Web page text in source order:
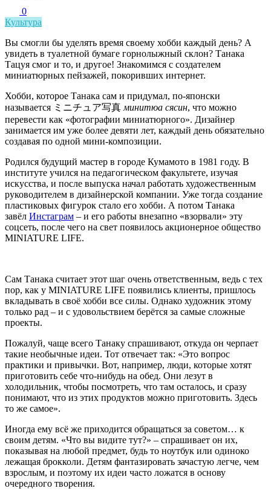
0
Культура
Вы смогли бы уделять время своему хобби каждый день? А
увидеть в туалетной бумаге горнолыжный склон? Танака
Тацуя смог и то, и другое! Знакомимся с создателем
миниатюрных пейзажей, покоривших интернет.
Хобби, которое Танака сам и придумал, по-японски
называется ミニチュア写真 минитюа сясин, что можно
перевести как «фотографии миниатюрного». Дизайнер
занимается им уже более девяти лет, каждый день обязательно
создавая по одной мини-композиции.
Родился будущий мастер в городе Кумамото в 1981 году. В
институте учился на педагогическом факультете, изучая
искусства, и после выпуска начал работать художественным
руководителем в дизайнерской компании. Уже тогда создание
пластиковых фигурок стало его хобби. А потом Танака
завёл Инстаграм – и его работы внезапно «взорвали» эту
соцсеть, после чего на свет появилось акционерное общество
MINIATURE LIFE.
Сам Танака считает этот шаг очень ответственным, ведь с тех
пор, как у MINIATURE LIFE появились клиенты, пришлось
вкладывать в своё хобби все силы. Однако художник этому
только рад – и с удовольствием берётся за самые сложные
проекты.
Пожалуй, чаще всего Танаку спрашивают, откуда он черпает
такие необычные идеи. Тот отвечает так: «Это вопрос
практики и привычки. Вот, например, люди, которые хотят
приготовить себе что-нибудь на обед. Они лезут в
холодильник, чтобы посмотреть, что там осталось, и сразу
понимают, что из этих продуктов можно приготовить. Здесь
то же самое».
Иногда ему всё же приходится обращаться за советом… к
своим детям. «Что вы видите тут?» – спрашивает он их,
показывая на любой предмет, будь то ноутбук или одиноко
лежащая брокколи. Детям фантазировать зачастую легче, чем
взрослым, и поэтому их идеи часто ложатся в основу
очередного творения.